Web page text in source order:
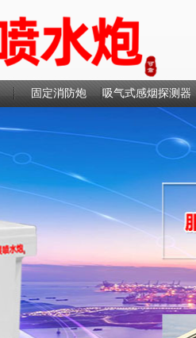
固定消防炮 吸气式感烟探测器